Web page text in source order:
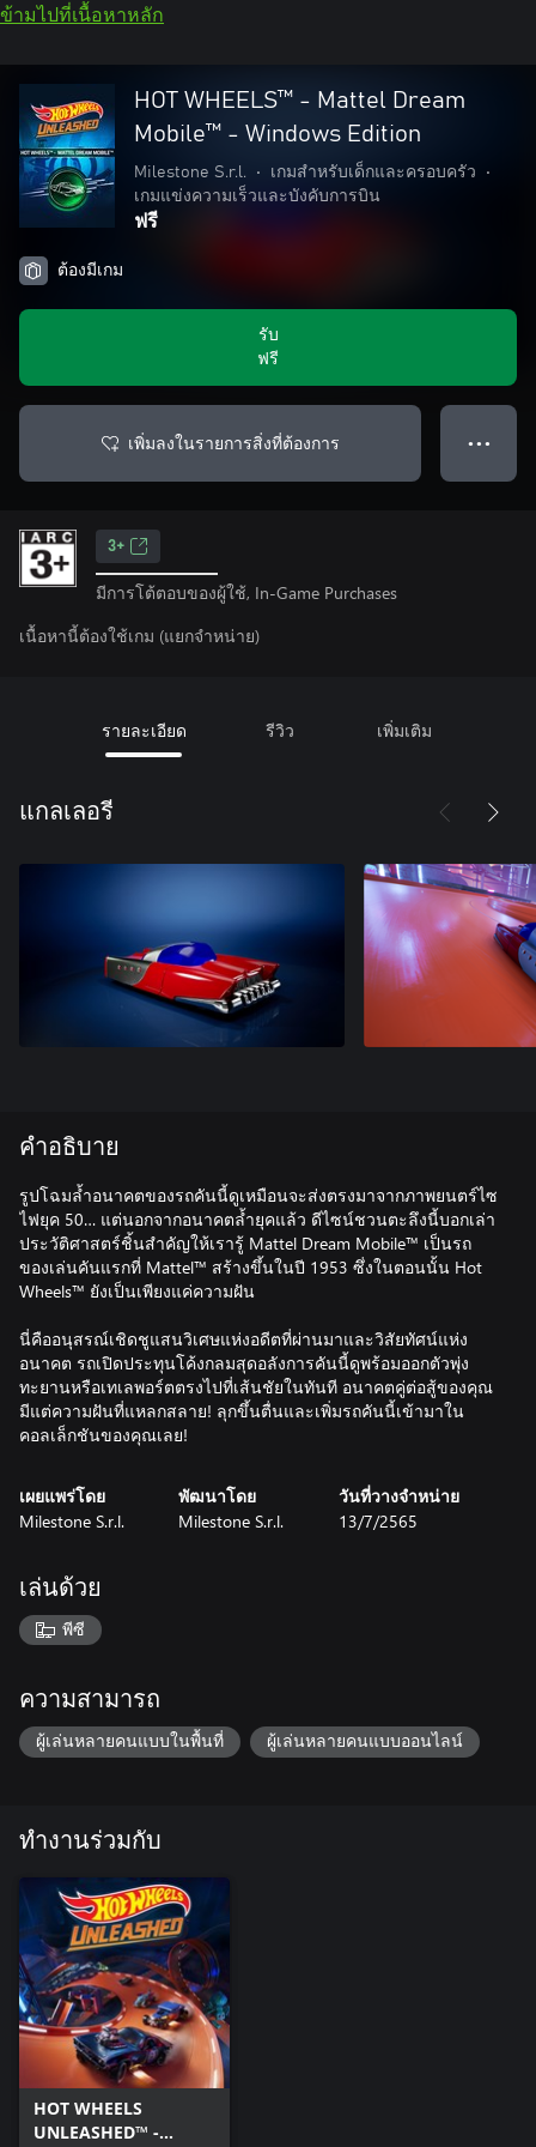
ข้ามไปที่เนื้อหาหลัก
HOT WHEELS™ - Mattel Dream
Mobile™ - Windows Edition
Milestone S.r.l. • เกมสำหรับเด็กและครอบครัว
•
เกมแข่งความเร็วและบังคับการบิน
ฟรี
ต้องมีเกม
รับ
ฟรี
เพิ่มลงในรายการสิ่งที่ต้องการ ● ● ●
3+
มีการโต้ตอบของผู้ใช้, In-Game Purchases
เนื้อหานี้ต้องใช้เกม (แยกจำหน่าย)
รายละเอียด รีวิว เพิ่มเติม
แกลเลอรี
คำอธิบาย
รูปโฉมล้ำอนาคตของรถคันนี้ดูเหมือนจะส่งตรงมาจากภาพยนตร์ไซ
ไฟยุค 50… แต่นอกจากอนาคตล้ำยุคแล้ว ดีไซน์ชวนตะลึงนี้บอกเล่า
ประวัติศาสตร์ชิ้นสำคัญให้เรารู้ Mattel Dream Mobile™ เป็นรถ
ของเล่นคันแรกที่ Mattel™ สร้างขึ้นในปี 1953 ซึ่งในตอนนั้น Hot
Wheels™ ยังเป็นเพียงแค่ความฝัน
นี่คืออนุสรณ์เชิดชูแสนวิเศษแห่งอดีตที่ผ่านมาและวิสัยทัศน์แห่ง
อนาคต รถเปิดประทุนโค้งกลมสุดอลังการคันนี้ดูพร้อมออกตัวพุ่ง
ทะยานหรือเทเลพอร์ตตรงไปที่เส้นชัยในทันที อนาคตคู่ต่อสู้ของคุณ
มีแต่ความฝันที่แหลกสลาย! ลุกขึ้นตื่นและเพิ่มรถคันนี้เข้ามาใน
คอลเล็กชันของคุณเลย!
เผยแพร่โดย
Milestone S.r.l.
พัฒนาโดย
Milestone S.r.l.
วันที่วางจำหน่าย
13/7/2565
เล่นด้วย
พีซี
ความสามารถ
ผู้เล่นหลายคนแบบในพื้นที่ ผู้เล่นหลายคนแบบออนไลน์
ทำงานร่วมกับ
HOT WHEELS
UNLEASHED™ -